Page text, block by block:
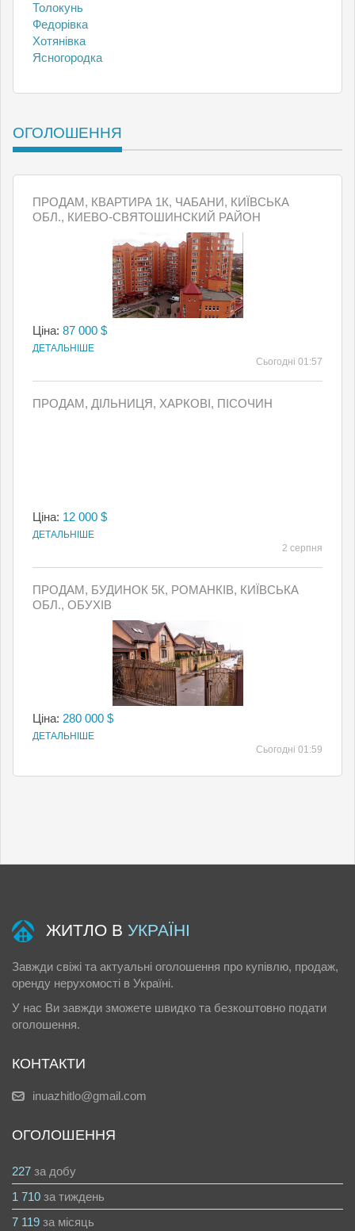
Толокунь
Федорівка
Хотянівка
Ясногородка
ОГОЛОШЕННЯ
ПРОДАМ, КВАРТИРА 1К, ЧАБАНИ, КИЇВСЬКА
ОБЛ., КИЕВО-СВЯТОШИНСКИЙ РАЙОН
Ціна: 87 000 $
ДЕТАЛЬНІШЕ
Сьогодні 01:57
ПРОДАМ, ДІЛЬНИЦЯ, ХАРКОВІ, ПІСОЧИН
Ціна: 12 000 $
ДЕТАЛЬНІШЕ
2 серпня
ПРОДАМ, БУДИНОК 5К, РОМАНКІВ, КИЇВСЬКА
ОБЛ., ОБУХІВ
Ціна: 280 000 $
ДЕТАЛЬНІШЕ
Сьогодні 01:59
ЖИТЛО В УКРАЇНІ
Завжди свіжі та актуальні оголошення про купівлю, продаж,
оренду нерухомості в Україні.
У нас Ви завжди зможете швидко та безкоштовно подати
оголошення.
КОНТАКТИ
inuazhitlo@gmail.com
ОГОЛОШЕННЯ
227 за добу
1 710 за тиждень
7 119 за місяць